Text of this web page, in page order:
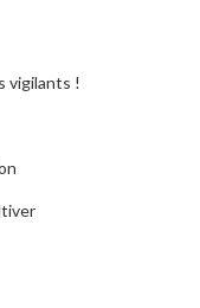
vigilants !